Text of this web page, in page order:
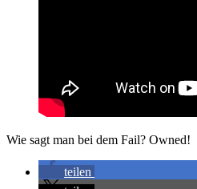
Wie sagt man bei dem Fail? Owned!
teilen